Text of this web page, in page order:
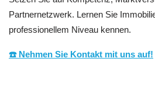
Partnernetzwerk. Lernen Sie
professionellem Niveau kennen.
☎️ Nehmen Sie Kontakt mit uns auf!